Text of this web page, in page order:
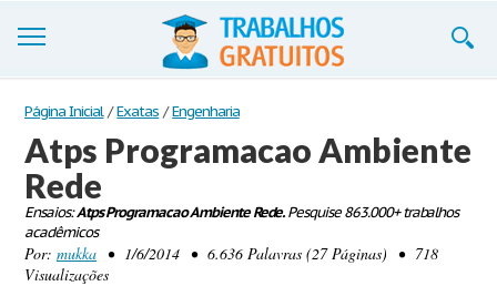
Trabalhos
Cadastre-se
Entre
Blog
Página Inicial / Exatas / Engenharia
Atps Programacao Ambiente
Rede
Ensaios:Atps Programacao Ambiente Rede.Pesquise 863.000+ trabalhos
acadêmicos
Por: mukka • 1/6/2014 • 6.636 Palavras (27 Páginas) • 718
Visualizações